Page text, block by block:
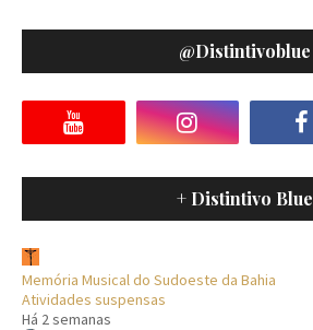
@distintivoblue
+ Distintivo Blue
Memória Musical do Sudoeste da Bahia
Atividades suspensas
Há 2 semanas